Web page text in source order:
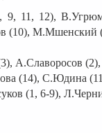
11, 12),
(10), М.Мшенский
А.Славоросов
(14), С.Юдина
(1, 6-9),